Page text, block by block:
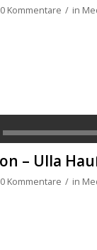
0 Kommentare / in
– Ulla
0 Kommentare / in